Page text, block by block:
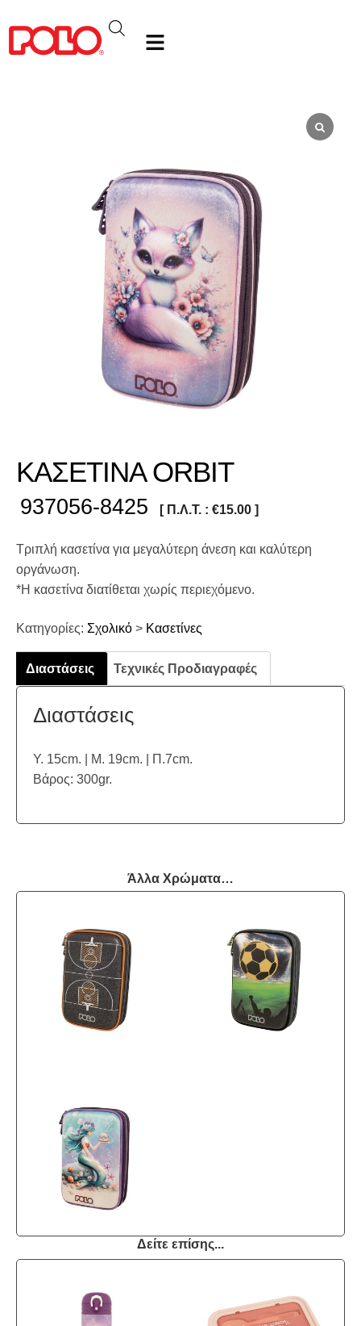
ΚΑΣΕΤΙΝΑ ORBIT
937056-8425 [ Π.Λ.Τ. : €15.00 ]
Τριπλή κασετίνα για μεγαλύτερη άνεση και καλύτερη
οργάνωση.
*Η κασετίνα διατίθεται χωρίς περιεχόμενο.
Κατηγορίες: Σχολικό > Κασετίνες
Διαστάσεις Τεχνικές Προδιαγραφές
Διαστάσεις
Υ. 15cm. | Μ. 19cm. | Π.7cm.
Βάρος: 300gr.
Άλλα Χρώματα…
Δείτε επίσης...